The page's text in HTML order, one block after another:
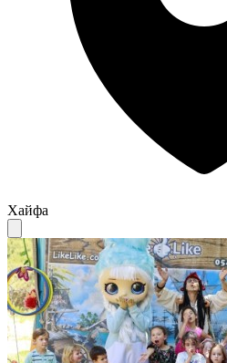
Хайфа